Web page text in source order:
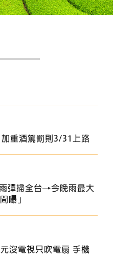
重酒駕罰則3/31上路
彈掃全台→今晚雨最大
曝」
沒電視只吹電扇 手機